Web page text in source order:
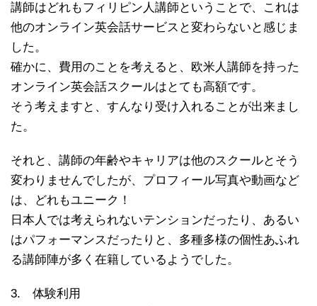
講師はどれもフィリピン人講師ということで、これは
他のオンライン英会話サービスと変わらないと感じま
した。
確かに、費用のことを考えると、欧米人講師を持った
オンライン英会話スクールはとても高額です。
そう考えますと、すんなり受け入れることが出来まし
た。
それと、講師の年齢やキャリアは他のスクールとそう
変わりませんでしたが、プロフィール写真や動画など
は、どれもユニーク！
日本人では考えられないテンションだったり、あるい
はパフォーマンスだったりと、多種多様の個性あふれ
る講師陣が多く在籍しているようでした。
3. 体験利用